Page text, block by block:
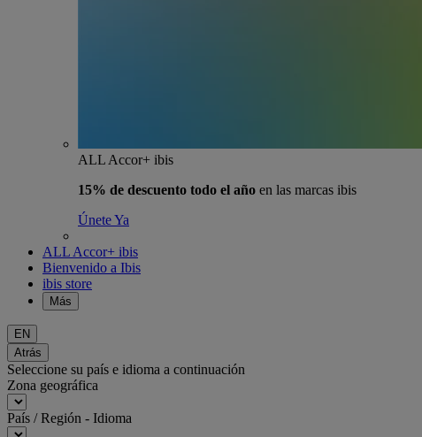
ALL Accor+ ibis
15% de descuento todo el año en las marcas ibis
Únete Ya
ALL Accor+ ibis
Bienvenido a Ibis
ibis store
Más
EN
Atrás
Seleccione su país e idioma a continuación
Zona geográfica
País / Región - Idioma